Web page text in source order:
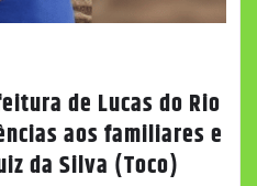
de Lucas do Rio
aos familiares e
da Silva (Toco)